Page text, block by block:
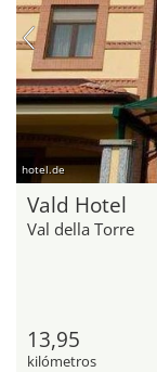
hotel.de
Vald Hotel
Val della Torre
13,95
kilómetros